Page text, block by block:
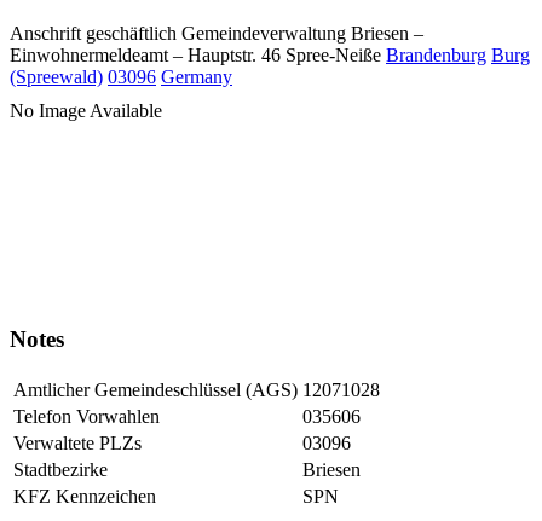
Anschrift geschäftlich Gemeindeverwaltung Briesen –
Einwohnermeldeamt – Hauptstr. 46 Spree-Neiße Brandenburg Burg
(Spreewald) 03096 Germany
No Image Available
Notes
Amtlicher Gemeindeschlüssel (AGS) 12071028
Telefon Vorwahlen
035606
Verwaltete PLZs
03096
Stadtbezirke
Briesen
KFZ Kennzeichen
SPN